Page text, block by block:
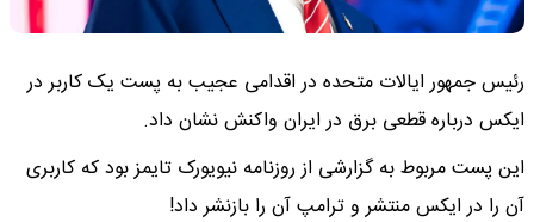
رئیس جمهور ایالات متحده در اقدامی عجیب به پست یک کاربر در
ایکس درباره قطعی برق در ایران واکنش نشان داد.
این پست مربوط به گزارشی از روزنامه نیویورک تایمز بود که کاربری
آن را در ایکس منتشر و ترامپ آن را بازنشر داد!